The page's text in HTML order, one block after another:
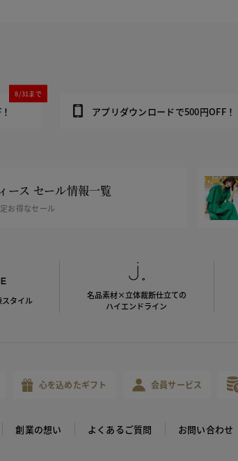
8/31まで
アプリダウンロードで500円OFF！
ース セール情報一覧
お得なセール
タイル
名品素材×立体裁断仕立ての
ハイエンドライン
心を込めたギフト 会員サービス
創業の想い よくあるご質問 お問い合わせ